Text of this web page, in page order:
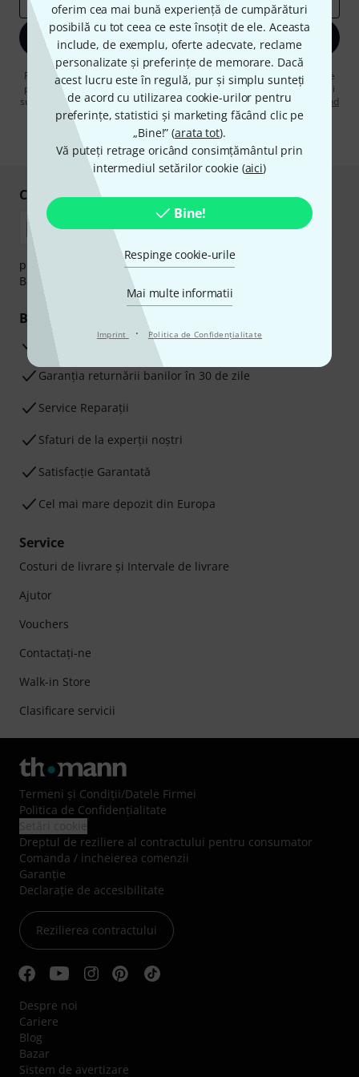
oferim cea mai bună experiență de cumpărături
posibilă cu tot ceea ce este însoțit de ele. Aceasta
include, de exemplu, oferte adecvate, reclame
personalizate și preferințe de memorare. Dacă
acest lucru este în regulă, pur și simplu sunteți
de acord cu utilizarea cookie-urilor pentru
preferințe, statistici și marketing făcând clic pe
„Bine!” (arata tot).
Vă puteți retrage oricând consimțământul prin
intermediul setărilor cookie (aici)
Bine!
Respinge cookie-urile
Mai multe informatii
Imprint · Politica de Confidenţialitate
Înscrie-te acum
Făcând clic pe „Înscrie-te acum”, sunteți de acord să primiți publicitate
prin e-mail. Vă puteți dezabona în orice moment. Puteți găsi informații
suplimentare despre buletinul informativ înregulamentul nostru privind
protecția datelor.
* Necesar
Cumpărați și plătiți în siguranță
plata se poate efectua în siguranță cu Ramburs, Transfer
Bancar sau Card de credit.
Beneficiile tale
3 Ani Garanție Thomann
Garanţia returnării banilor în 30 de zile
Service Reparații
Sfaturi de la experții noștri
Satisfacție Garantată
Cel mai mare depozit din Europa
Service
Costuri de livrare şi Intervale de livrare
Ajutor
Vouchers
Contactaţi-ne
Walk-in Store
Clasificare servicii
Termeni şi Condiţii/Datele Firmei
Politica de Confidenţialitate
Dreptul de reziliere al contractului pentru consumator
Comanda / incheierea comenzii
Garanție
Declarație de accesibilitate
Rezilierea contractului
Despre noi
Cariere
Blog
Bazar
Sistem de avertizare